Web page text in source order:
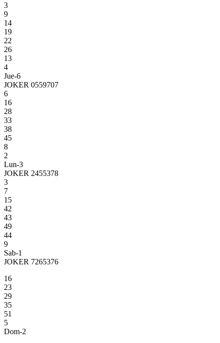
3
9
14
19
22
26
13
4
Jue-6
JOKER 0559707
6
16
28
33
38
45
8
2
Lun-3
JOKER 2455378
3
7
15
42
43
49
44
9
Sab-1
JOKER 7265376
16
23
29
35
51
5
Dom-2